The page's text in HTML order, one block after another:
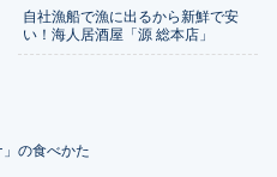
自社漁船で漁に出るから新鮮で安
い！海人居酒屋「源 総本店」
の食べかた